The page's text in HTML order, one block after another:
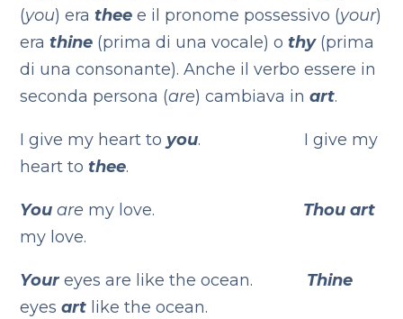
(you) erathee e il pronome possessivo (your)
erathine (prima di una vocale) othy(prima
di una consonante). Anche il verbo essere in
seconda persona (are) cambiava inart.
I give my heart to you. I give my
heart tothee.
You are my love. Thou art
my love.
Youreyes are like the ocean.
Thine
eyesart like the ocean.